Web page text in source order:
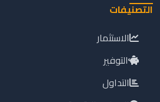
التصنيفات
الاستثمار
التوفير
التداول